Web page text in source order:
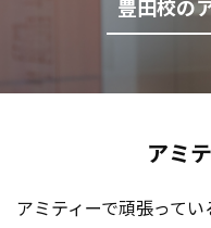
豊田校の
アミ
アミティーで頑張ってい